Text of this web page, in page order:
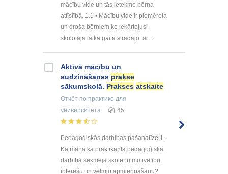
mācību vide un tās ietekme bērna
attīstībā. 1.1 • Mācību vide ir piemērota
un droša bērniem ko iekārtojusi
skolotāja laika gaitā strādājot ar ...
Aktīvā mācību un
audzināšanas prakse
sākumskolā. Prakses atskaite
Отчёт по практике для
университета
45
Pedagoģiskās darbības pašanalīze 1.
Kā mana kā praktikanta pedagoģiskā
darbība sekmēja skolēnu motivētību,
interešu un vēlmju apmierināšanu?